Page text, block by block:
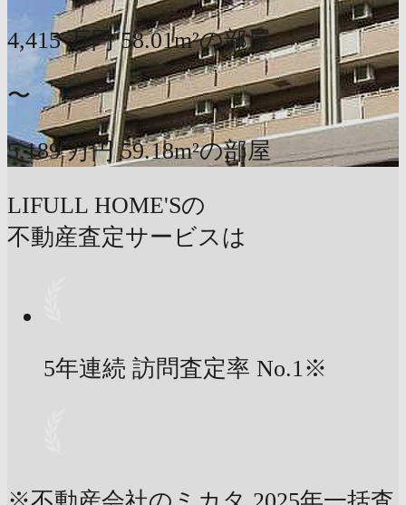
4,415 万円 58.01m²の部屋
〜
5,189 万円 59.18m²の部屋
LIFULL HOME'Sの
不動産査定サービスは
5年連続 訪問査定率 No.1※